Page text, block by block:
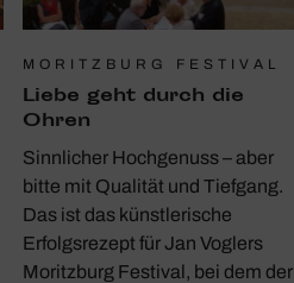
MORITZBURG FESTIVAL
Liebe geht durch die
Ohren
Sinnlicher Hochgenuss – aber
bitte mit Qualität und Tiefgang.
Das ist das künstlerische
Erfolgsrezept für Jan Voglers
Moritzburg Festival, bei dem der